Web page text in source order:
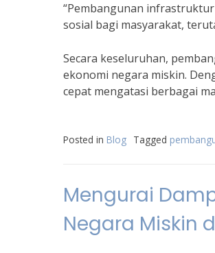
“Pembangunan
sosial bagi masyarakat,
Secara keseluruhan,
ekonomi negara miskin.
cepat mengatasi berbagai
Posted in Blog Tagged
Mengurai
Negara Miskin